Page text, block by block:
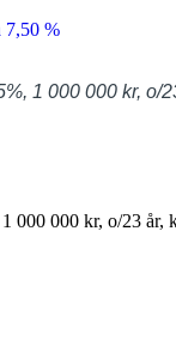
7,50 %
1 000 000 kr, o/
000 000 kr, o/23 år,